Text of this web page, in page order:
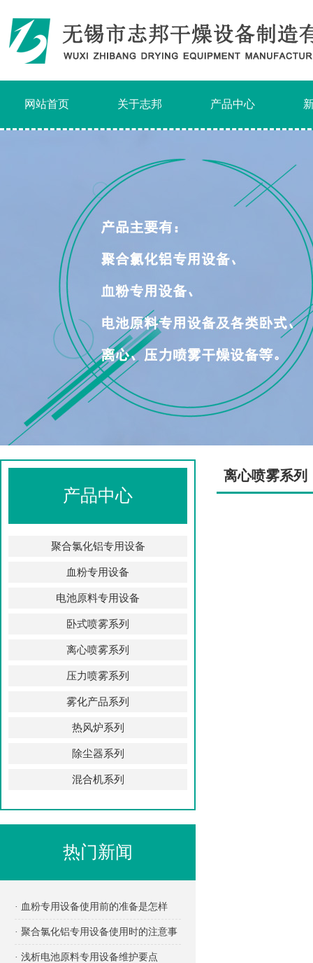
网站首页 关于志邦 产品中心
产品中心
聚合氯化铝专用设备
血粉专用设备
电池原料专用设备
卧式喷雾系列
离心喷雾系列
压力喷雾系列
雾化产品系列
热风炉系列
除尘器系列
混合机系列
热门新闻
· 血粉专用设备使用前的准备是怎样
的？
· 聚合氯化铝专用设备使用时的注意事
项有哪些？
· 浅析电池原料专用设备维护要点
离心喷雾系列